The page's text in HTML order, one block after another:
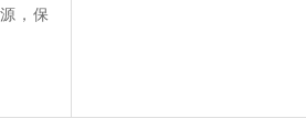
，保